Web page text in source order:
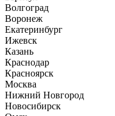
Волгоград
Воронеж
Екатеринбург
Ижевск
Казань
Краснодар
Красноярск
Москва
Нижний Новгород
Новосибирск